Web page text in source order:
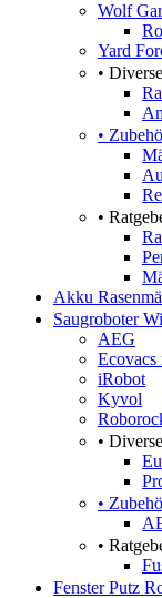
Wolf
Yard
•
•
•
Akku
Saugroboter
AEG
iRobot
Kyvol
•
•
•
Fenster Putz